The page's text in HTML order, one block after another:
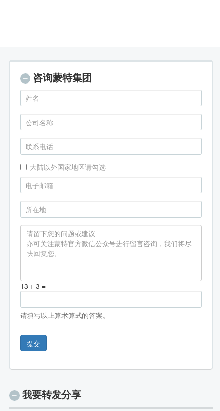
咨询蒙特集团
大陆以外国家地区请勾选
13 + 3 =
请填写以上算术算式的答案。
提交
我要转发分享